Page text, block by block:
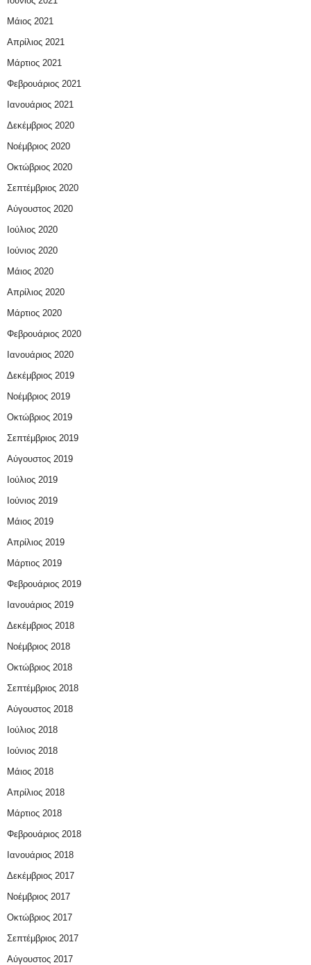
Μάιος 2021
Απρίλιος 2021
Μάρτιος 2021
Φεβρουάριος 2021
Ιανουάριος 2021
Δεκέμβριος 2020
Νοέμβριος 2020
Οκτώβριος 2020
Σεπτέμβριος 2020
Αύγουστος 2020
Ιούλιος 2020
Ιούνιος 2020
Μάιος 2020
Απρίλιος 2020
Μάρτιος 2020
Φεβρουάριος 2020
Ιανουάριος 2020
Δεκέμβριος 2019
Νοέμβριος 2019
Οκτώβριος 2019
Σεπτέμβριος 2019
Αύγουστος 2019
Ιούλιος 2019
Ιούνιος 2019
Μάιος 2019
Απρίλιος 2019
Μάρτιος 2019
Φεβρουάριος 2019
Ιανουάριος 2019
Δεκέμβριος 2018
Νοέμβριος 2018
Οκτώβριος 2018
Σεπτέμβριος 2018
Αύγουστος 2018
Ιούλιος 2018
Ιούνιος 2018
Μάιος 2018
Απρίλιος 2018
Μάρτιος 2018
Φεβρουάριος 2018
Ιανουάριος 2018
Δεκέμβριος 2017
Νοέμβριος 2017
Οκτώβριος 2017
Σεπτέμβριος 2017
Αύγουστος 2017